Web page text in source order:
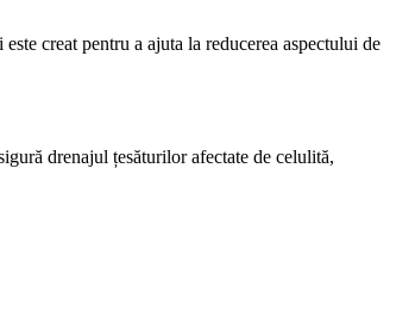
creat pentru a ajuta la reducerea aspectului de
drenajul țesăturilor afectate de celulită,